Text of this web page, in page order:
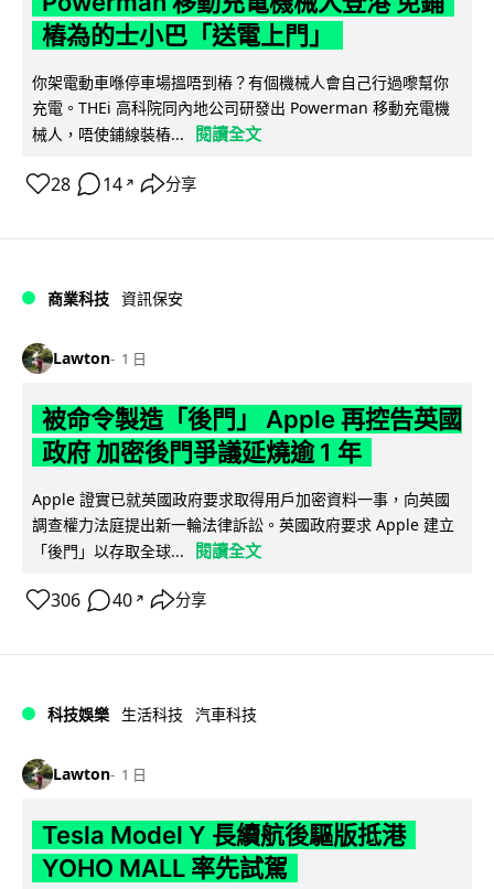
樁為的士小巴「送電上門」
你架電動車喺停車場搵唔到樁？有個機械人會自己行過嚟幫你
充電。THEi 高科院同內地公司研發出 Powerman 移動充電機
械人，唔使鋪線裝樁...
閱讀全文
28 14 ↗ 分享
商業科技 資訊保安
Lawton 1 日
被命令製造「後門」 Apple 再控告英國
政府 加密後門爭議延燒逾 1 年
Apple 證實已就英國政府要求取得用戶加密資料一事，向英國
調查權力法庭提出新一輪法律訴訟。英國政府要求 Apple 建立
「後門」以存取全球...
閱讀全文
306 40 ↗ 分享
科技娛樂 生活科技 汽車科技
Lawton 1 日
Tesla Model Y 長續航後驅版抵港
YOHO MALL 率先試駕